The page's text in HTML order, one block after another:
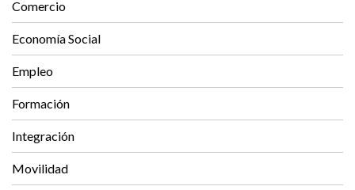
Comercio
Economía Social
Empleo
Formación
Integración
Movilidad